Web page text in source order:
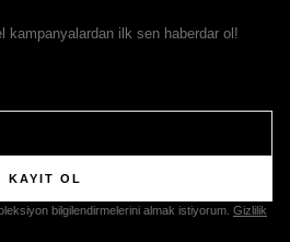
kampanyalardan ilk sen haberdar ol!
KAYIT OL
bilgilendirmelerini almak istiyorum. Gizlilik